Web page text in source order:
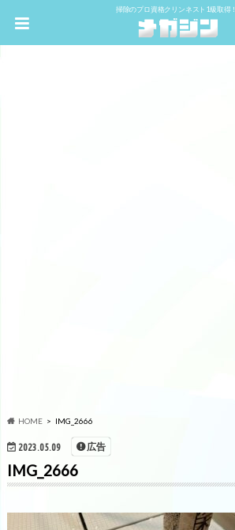
掃除のプロ資格クリンネスト1級取得！
HOME IMG_2666
2023.05.09 広告
IMG_2666